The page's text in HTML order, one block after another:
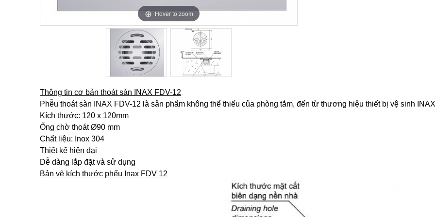
Hover to zoom
Hover to zoom
Thông tin cơ bản thoát sàn INAX FDV-12
Phễu thoát sàn INAX FDV-12 là sản phẩm không thể thiếu của phòng tắm, đến từ thương hiệu thiết bị vệ sinh INAX
Kích thước: 120 x 120mm
Ống chờ thoát Ø90 mm
Chất liệu: Inox 304
Thiết kế hiện đại
Dễ dàng lắp đặt và sử dụng
Bản vẽ kích thước phểu Inax FDV 12